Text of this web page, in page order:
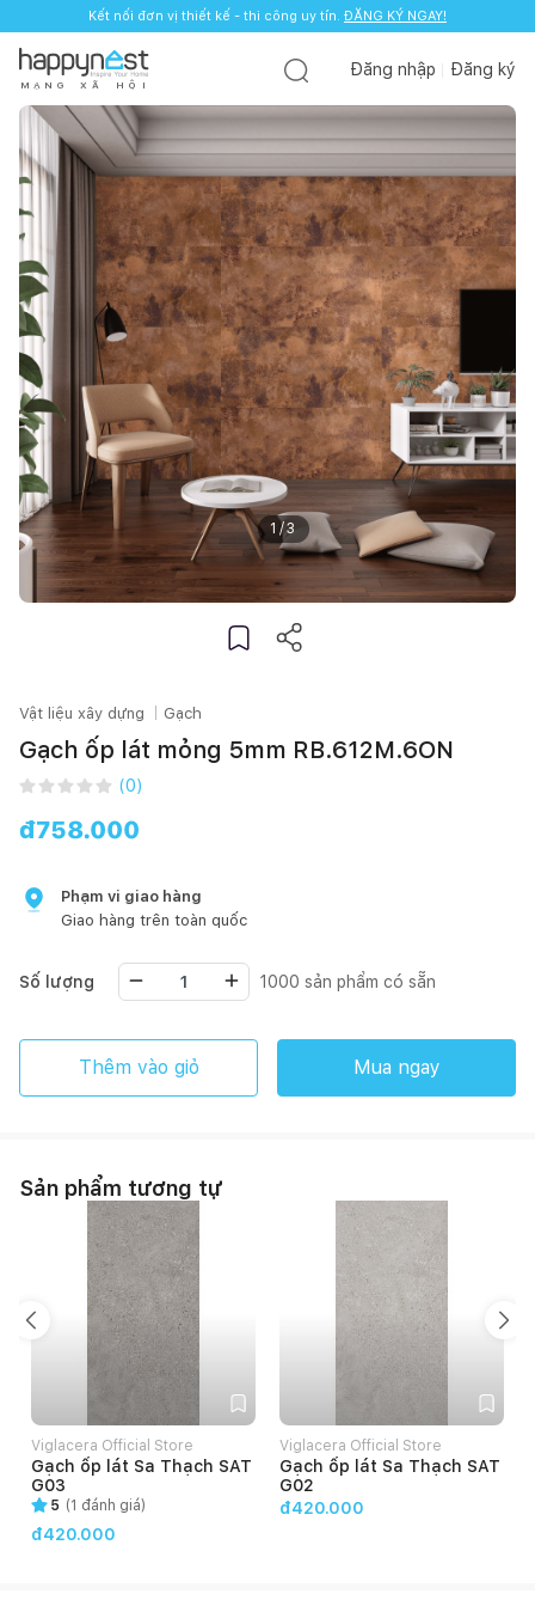
Kết nối đơn vị thiết kế - thi công uy tín. ĐĂNG KÝ NGAY!
M Ạ N G X Ã H Ộ I
Đăng nhập Đăng ký
1 /3
Vật liệu xây dựng Gạch
Gạch ốp lát mỏng 5mm RB.612M.6ON
(0)
đ758.000
Phạm vi giao hàng
Giao hàng trên toàn quốc
Số lượng 1000 sản phẩm có sẵn
Thêm vào giỏ Mua ngay
Sản phẩm tương tự
Viglacera Official Store
Gạch ốp lát Sa Thạch SAT
G03
5 (1 đánh giá)
đ420.000
Viglacera Official Store
Gạch ốp lát Sa Thạch SAT
G02
đ420.000